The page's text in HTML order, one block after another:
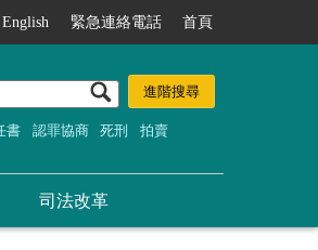
English 緊急連絡電話 首頁
書 認罪協商 死刑 拍賣
司法改革